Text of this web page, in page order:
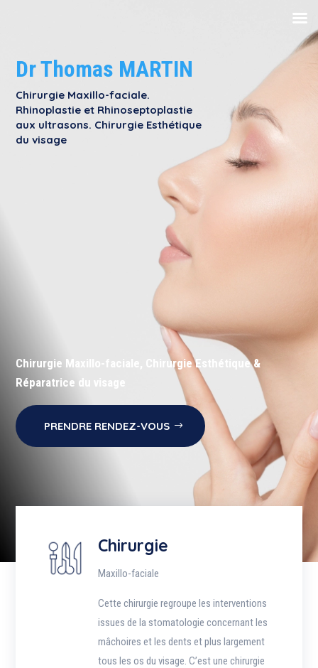
Dr Thomas MARTIN
Chirurgie Maxillo-faciale.
Rhinoplastie et Rhinoseptoplastie
aux ultrasons. Chirurgie Esthétique
du visage
Chirurgie Maxillo-faciale, Chirurgie Esthétique &
Réparatrice du visage
PRENDRE RENDEZ-VOUS
Chirurgie
Maxillo-faciale
Cette chirurgie regroupe les interventions
issues de la stomatologie concernant les
mâchoires et les dents et plus largement
tous les os du visage. C’est une chirurgie